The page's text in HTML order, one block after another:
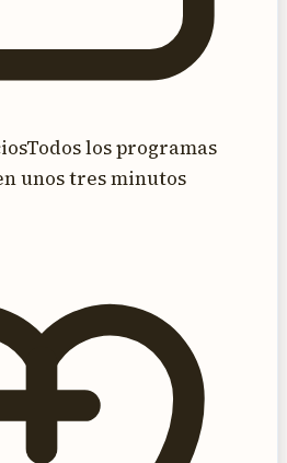
Todos los programas
unos tres minutos